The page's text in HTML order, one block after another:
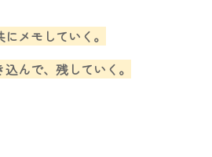
メモしていく。
んで、残していく。